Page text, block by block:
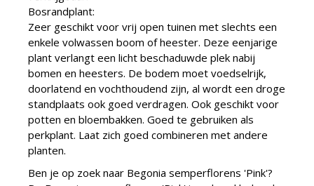
Bosrandplant:
Zeer geschikt voor vrij open tuinen met slechts een
enkele volwassen boom of heester. Deze eenjarige
plant verlangt een licht beschaduwde plek nabij
bomen en heesters. De bodem moet voedselrijk,
doorlatend en vochthoudend zijn, al wordt een droge
standplaats ook goed verdragen. Ook geschikt voor
potten en bloembakken. Goed te gebruiken als
perkplant. Laat zich goed combineren met andere
planten.
Ben je op zoek naar Begonia semperflorens 'Pink'?